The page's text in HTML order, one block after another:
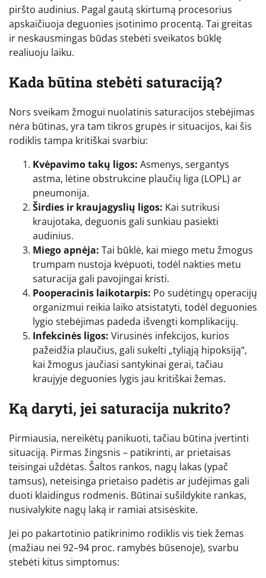
piršto audinius. Pagal gautą skirtumą procesorius
apskaičiuoja deguonies įsotinimo procentą. Tai greitas
ir neskausmingas būdas stebėti sveikatos būklę
realiuoju laiku.
Kada būtina stebėti saturaciją?
Nors sveikam žmogui nuolatinis saturacijos stebėjimas
nėra būtinas, yra tam tikros grupės ir situacijos, kai šis
rodiklis tampa kritiškai svarbiu:
Kvėpavimo takų ligos: Asmenys, sergantys
astma, lėtine obstrukcine plaučių liga (LOPL) ar
pneumonija.
Širdies ir kraujagyslių ligos: Kai sutrikusi
kraujotaka, deguonis gali sunkiau pasiekti
audinius.
Miego apnėja: Tai būklė, kai miego metu žmogus
trumpam nustoja kvėpuoti, todėl nakties metu
saturacija gali pavojingai kristi.
Pooperacinis laikotarpis: Po sudėtingų operacijų
organizmui reikia laiko atsistatyti, todėl deguonies
lygio stebėjimas padeda išvengti komplikacijų.
Infekcinės ligos: Virusinės infekcijos, kurios
pažeidžia plaučius, gali sukelti „tyliąją hipoksiją“,
kai žmogus jaučiasi santykinai gerai, tačiau
kraujyje deguonies lygis jau kritiškai žemas.
Ką daryti, jei saturacija nukrito?
Pirmiausia, nereikėtų panikuoti, tačiau būtina įvertinti
situaciją. Pirmas žingsnis – patikrinti, ar prietaisas
teisingai uždėtas. Šaltos rankos, nagų lakas (ypač
tamsus), neteisinga prietaiso padėtis ar judėjimas gali
duoti klaidingus rodmenis. Būtinai sušildykite rankas,
nusivalykite nagų laką ir ramiai atsisėskite.
Jei po pakartotinio patikrinimo rodiklis vis tiek žemas
(mažiau nei 92–94 proc. ramybės būsenoje), svarbu
stebėti kitus simptomus: